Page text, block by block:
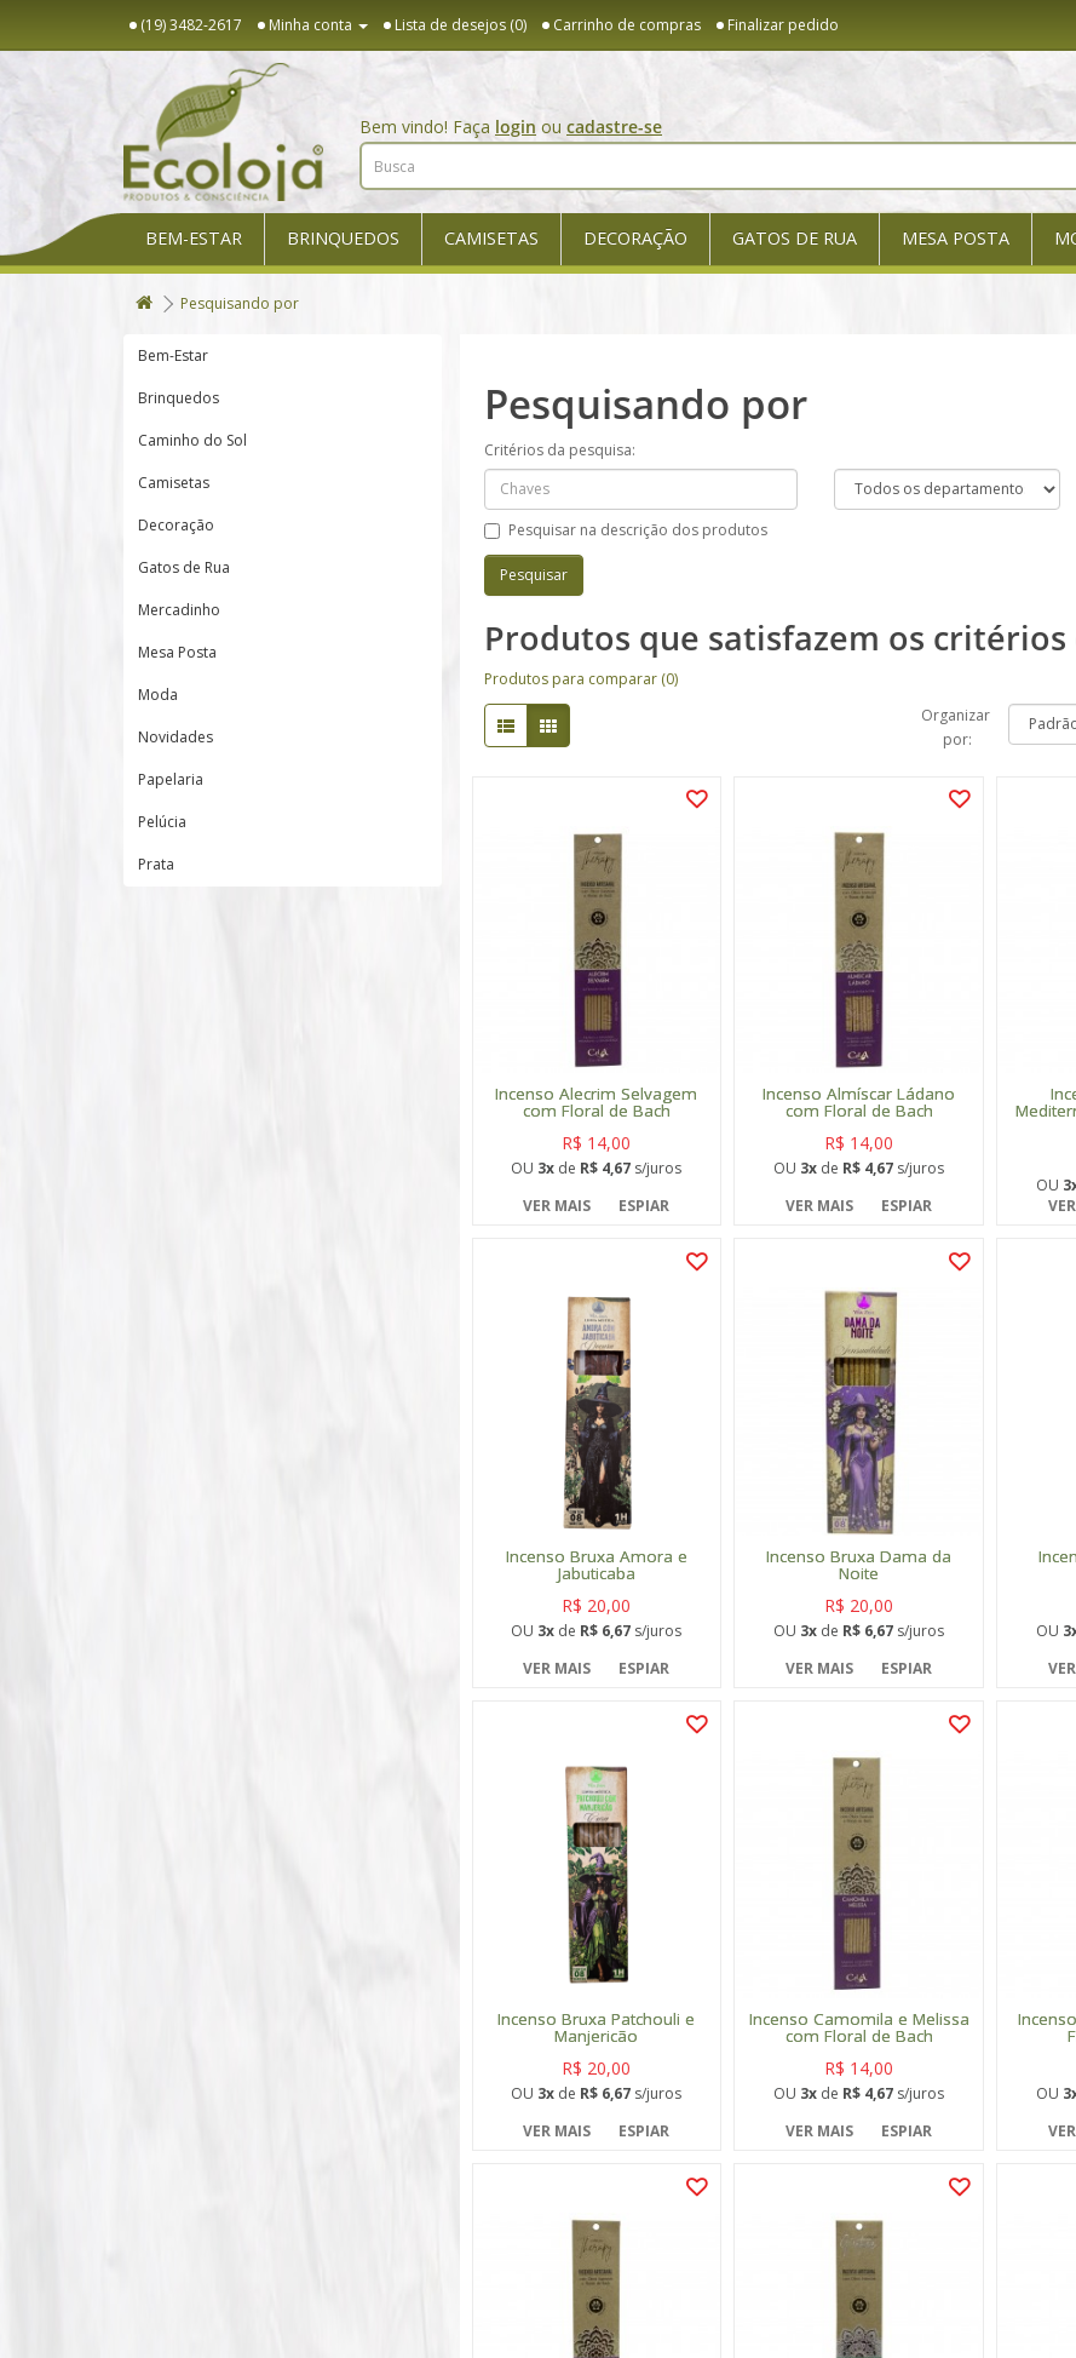
(19) 3482-2617 Minha conta Lista de desejos (0) Carrinho de compras Finalizar pedido
Bem vindo! Faça login ou cadastre-se
BEM-ESTAR BRINQUEDOS CAMISETAS DECORAÇÃO GATOS DE RUA MESA POSTA
Pesquisando por
Bem-Estar
Brinquedos
Caminho do Sol
Camisetas
Decoração
Gatos de Rua
Mercadinho
Mesa Posta
Moda
Novidades
Papelaria
Pelúcia
Prata
Pesquisando por
Critérios da pesquisa:
Pesquisar na descrição dos produtos
Produtos que satisfazem os critérios
Produtos para comparar (0)
Organizar
por:
Incenso Alecrim Selvagem
com Floral de Bach
R$ 14,00
OU 3x de R$ 4,67 s/juros
VER MAIS
ESPIAR
Incenso Almíscar Ládano
com Floral de Bach
R$ 14,00
OU 3x de R$ 4,67 s/juros
VER MAIS
ESPIAR
OU
Incenso Bruxa Amora e
Jabuticaba
R$ 20,00
OU 3x de R$ 6,67 s/juros
VER MAIS
ESPIAR
Incenso Bruxa Dama da
Noite
R$ 20,00
OU 3x de R$ 6,67 s/juros
VER MAIS
ESPIAR
OU
Incenso Bruxa Patchouli e
Manjericão
R$ 20,00
OU 3x de R$ 6,67 s/juros
VER MAIS
ESPIAR
Incenso Camomila e Melissa
com Floral de Bach
R$ 14,00
OU 3x de R$ 4,67 s/juros
VER MAIS
ESPIAR
OU